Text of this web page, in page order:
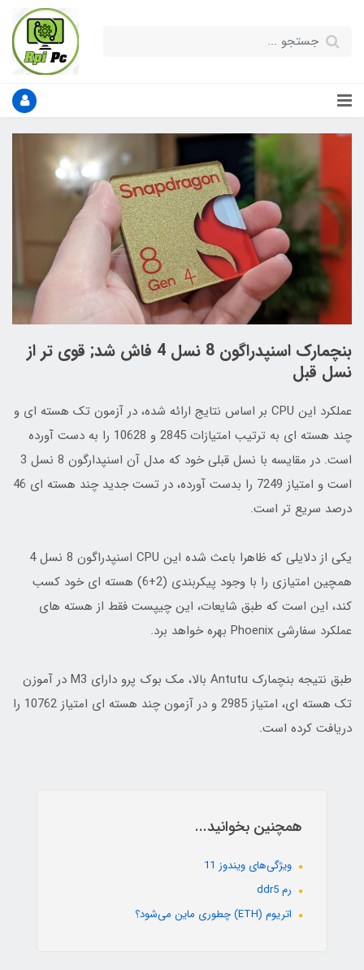
بنچمارک اسنپدراگون 8 نسل 4 فاش شد; قوی تر از
نسل قبل
عملکرد این CPU بر اساس نتایج ارائه شده، در آزمون تک هسته ای و
چند هسته ای به ترتیب امتیازات 2845 و 10628 را به دست آورده
است. در مقایسه با نسل قبلی خود که مدل آن اسنپدارگون 8 نسل 3
است و امتیاز 7249 را بدست آورده، در تست جدید چند هسته ای 46
درصد سریع تر است.
یکی از دلایلی که ظاهرا باعث شده این CPU اسنپدراگون 8 نسل 4
همچین امتیازی را با وجود پیکربندی (2+6) هسته ای خود کسب
کند، این است که طبق شایعات، این چیپست فقط از هسته های
عملکرد سفارشی Phoenix بهره خواهد برد.
طبق نتیجه بنچمارک Antutu بالا، مک بوک پرو دارای M3 در آموزن
تک هسته ای، امتیاز 2985 و در آزمون چند هسته ای امتیاز 10762 را
دریافت کرده است.
همچنین بخوانید...
ویژگی‌های ویندوز 11
رم ddr5
اتریوم (ETH) چطوری ماین می‌شود؟